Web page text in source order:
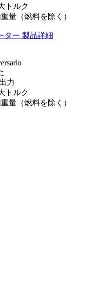
トルク
量（燃料を除く）
ター 製品詳細
力
トルク
量（燃料を除く）